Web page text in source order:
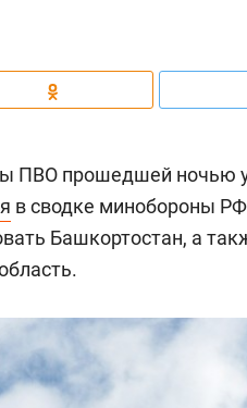
ПВО прошедшей ночью
в сводке минобороны
Башкортостан, а